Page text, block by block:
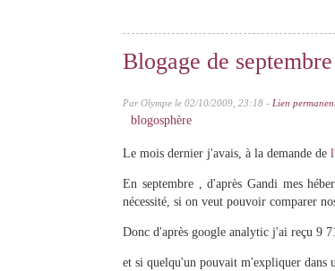
Blogage de septembre
Par Olympe le 02/10/2009, 23:18 - Lien
blogosphère
Le mois dernier j'avais, à la demande de
En septembre , d'après Gandi mes
nécessité, si on veut pouvoir comparer
Donc d'après google analytic j'ai reçu 9
et si quelqu'un pouvait m'expliquer dans